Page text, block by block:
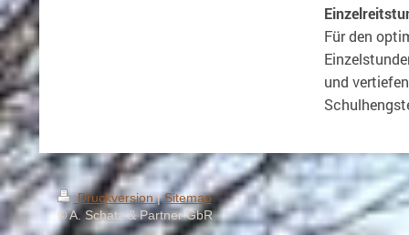
Für den
und
Druckversion| Sitemap
© A. Schatz & Partner GbR